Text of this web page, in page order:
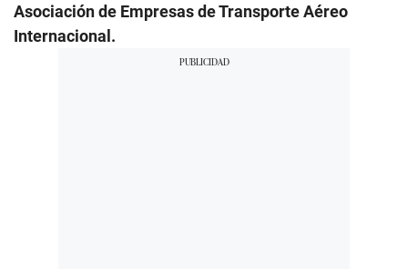
Asociación de Empresas de Transporte Aéreo
Internacional.